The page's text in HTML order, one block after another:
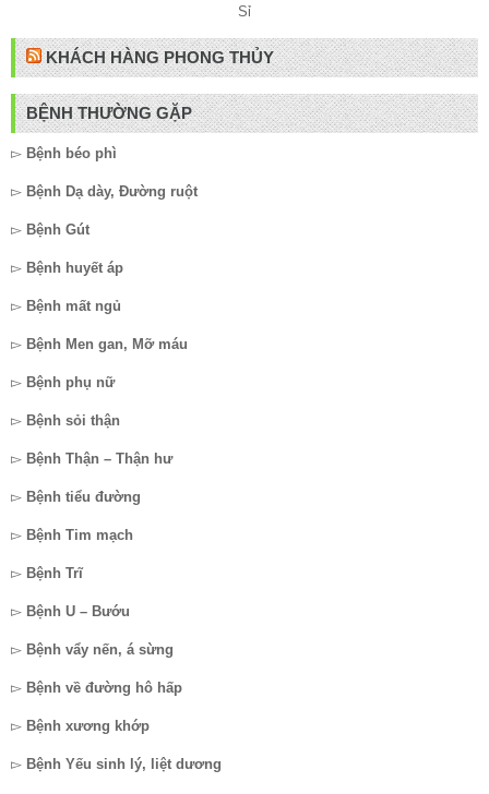
KHÁCH HÀNG PHONG THỦY
BỆNH THƯỜNG GẶP
▻ Bệnh béo phì
▻ Bệnh Dạ dày, Đường ruột
▻ Bệnh Gút
▻ Bệnh huyết áp
▻ Bệnh mất ngủ
▻ Bệnh Men gan, Mỡ máu
▻ Bệnh phụ nữ
▻ Bệnh sỏi thận
▻ Bệnh Thận – Thận hư
▻ Bệnh tiểu đường
▻ Bệnh Tim mạch
▻ Bệnh Trĩ
▻ Bệnh U – Bướu
▻ Bệnh vẩy nến, á sừng
▻ Bệnh về đường hô hấp
▻ Bệnh xương khớp
▻ Bệnh Yếu sinh lý, liệt dương